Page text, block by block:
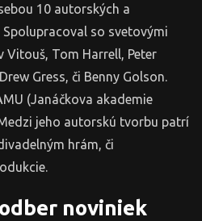
10 autorských a
so svetovými
Tom Harrell, Peter
Gress, či Benny Golson.
(Janáčkova akademie
jeho autorskú tvorbu patrí
hrám, či
noviniek